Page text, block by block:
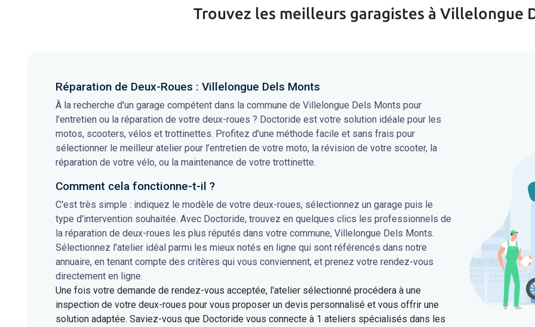
Trouvez les meilleurs garagistes à Villelongue
Réparation de Deux-Roues : Villelongue Dels Monts
À la recherche d'un garage compétent dans la commune de Villelongue Dels Monts pour
l'entretien ou la réparation de votre deux-roues ? Doctoride est votre solution idéale pour les
motos, scooters, vélos et trottinettes. Profitez d'une méthode facile et sans frais pour
sélectionner le meilleur atelier pour l’entretien de votre moto, la révision de votre scooter, la
réparation de votre vélo, ou la maintenance de votre trottinette.
Comment cela fonctionne-t-il ?
C'est très simple : indiquez le modèle de votre deux-roues, sélectionnez un garage puis le
type d'intervention souhaitée. Avec Doctoride, trouvez en quelques clics les professionnels de
la réparation de deux-roues les plus réputés dans votre commune, Villelongue Dels Monts.
Sélectionnez l'atelier idéal parmi les mieux notés en ligne qui sont référencés dans notre
annuaire, en tenant compte des critères qui vous conviennent, et prenez votre rendez-vous
directement en ligne.
Une fois votre demande de rendez-vous acceptée, l'atelier sélectionné procédera à une
inspection de votre deux-roues pour vous proposer un devis personnalisé et vous offrir une
solution adaptée. Saviez-vous que Doctoride vous connecte à 1 ateliers spécialisés dans les